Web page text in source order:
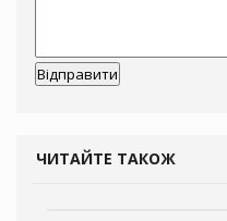
ЧИТАЙТЕ ТАКОЖ